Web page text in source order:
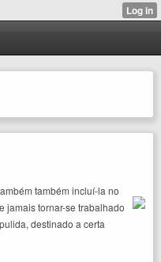
também incluí-la no
jamais tornar-se trabalhado
destinado a certa